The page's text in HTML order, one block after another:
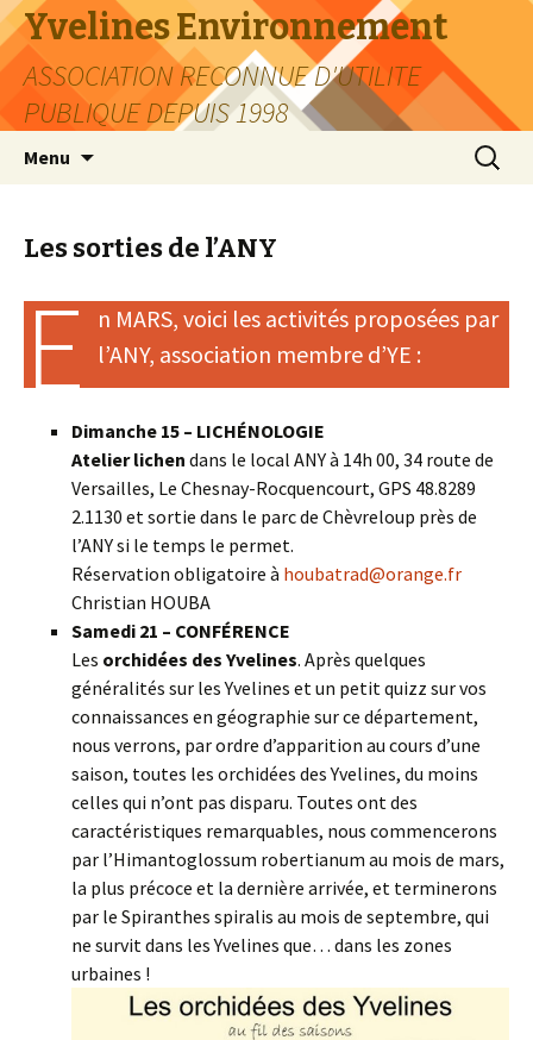
Yvelines Environnement
ASSOCIATION RECONNUE D'UTILITE
PUBLIQUE DEPUIS 1998
Menu
Les sorties de l’ANY
E n MARS, voici les activités proposées par
l’ANY, association membre d’YE :
Dimanche 15 – LICHÉNOLOGIE
Atelier lichen dans le local ANY à 14h 00, 34 route de
Versailles, Le Chesnay-Rocquencourt, GPS 48.8289
2.1130 et sortie dans le parc de Chèvreloup près de
l’ANY si le temps le permet.
Réservation obligatoire à houbatrad@orange.fr
Christian HOUBA
Samedi 21 – CONFÉRENCE
Les orchidées des Yvelines. Après quelques
généralités sur les Yvelines et un petit quizz sur vos
connaissances en géographie sur ce département,
nous verrons, par ordre d’apparition au cours d’une
saison, toutes les orchidées des Yvelines, du moins
celles qui n’ont pas disparu. Toutes ont des
caractéristiques remarquables, nous commencerons
par l’Himantoglossum robertianum au mois de mars,
la plus précoce et la dernière arrivée, et terminerons
par le Spiranthes spiralis au mois de septembre, qui
ne survit dans les Yvelines que… dans les zones
urbaines !